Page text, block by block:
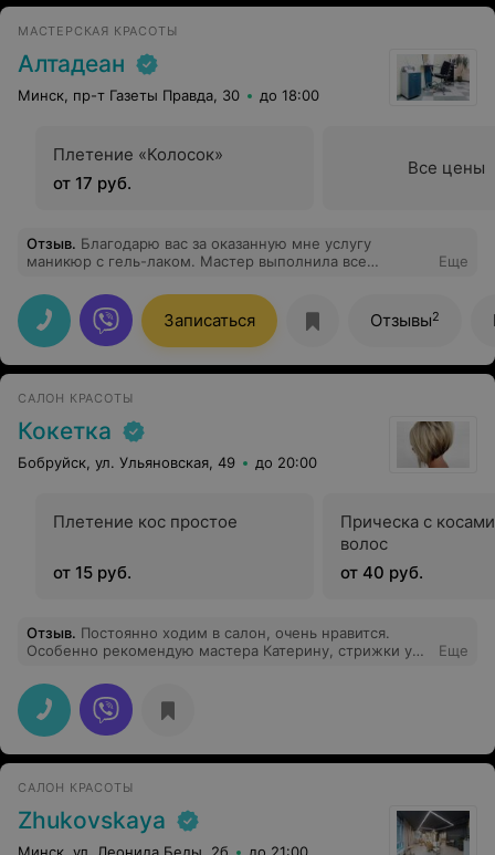
МАСТЕРСКАЯ КРАСОТЫ
Алтадеан
Минск, пр-т Газеты Правда, 30 до 18:00
Плетение «Колосок»
от 17 руб.
Все цены
Отзыв. Благодарю вас за оказанную мне услугу
маникюр с гель-лаком. Мастер выполнила все
помогли определиться с цветом лака. Теперь я рада и
любуюсь своими красивыми ногтями.
Еще
Записаться Отзывы2
САЛОН КРАСОТЫ
Кокетка
Бобруйск, ул. Ульяновская, 49 до 20:00
Плетение кос простое
от 15 руб.
Прическа с
волос
от 40 руб.
Отзыв. Постоянно ходим в салон, очень нравится.
Особенно рекомендую мастера Катерину, стрижки у
Еще
САЛОН КРАСОТЫ
Zhukovskaya